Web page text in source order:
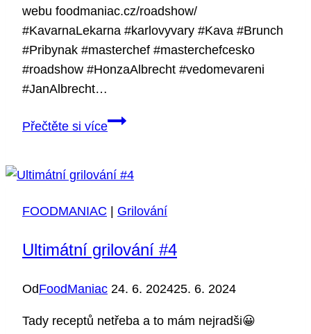
webu foodmaniac.cz/roadshow/
#KavarnaLekarna #karlovyvary #Kava #Brunch
#Pribynak #masterchef #masterchefcesko
#roadshow #HonzaAlbrecht #vedomevareni
#JanAlbrecht…
Přečtěte si víceSrdečný
Varech
FOODMANIAC Grilování
Ultimátní grilování #4
OdFoodManiac 24. 6. 202425. 6. 2024
Tady receptů netřeba a to mám nejradši😀